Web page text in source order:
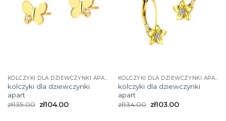
KOLCZYKI DLA DZIEWCZYNKI APART
kolczyki dla dziewczynki
apart
zł135.00 zł104.00
KOLCZYKI DLA DZIEWCZYNKI APART
kolczyki dla dziewczynki
apart
zł134.00 zł103.00